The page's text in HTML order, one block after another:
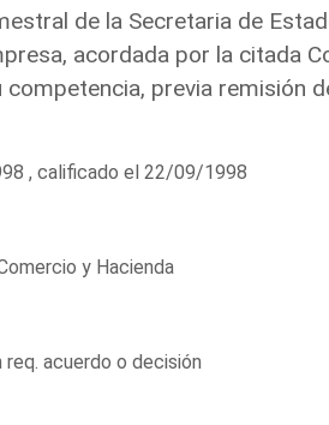
de la Secretaria de
acordada por la citada
previa remisión
, calificado el 22/09/1998
y Hacienda
acuerdo o decisión